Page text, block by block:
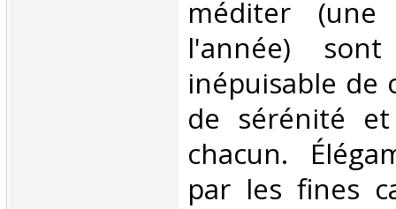
méditer
l'année)
inépuisable de
de sérénité
chacun.
par les fines